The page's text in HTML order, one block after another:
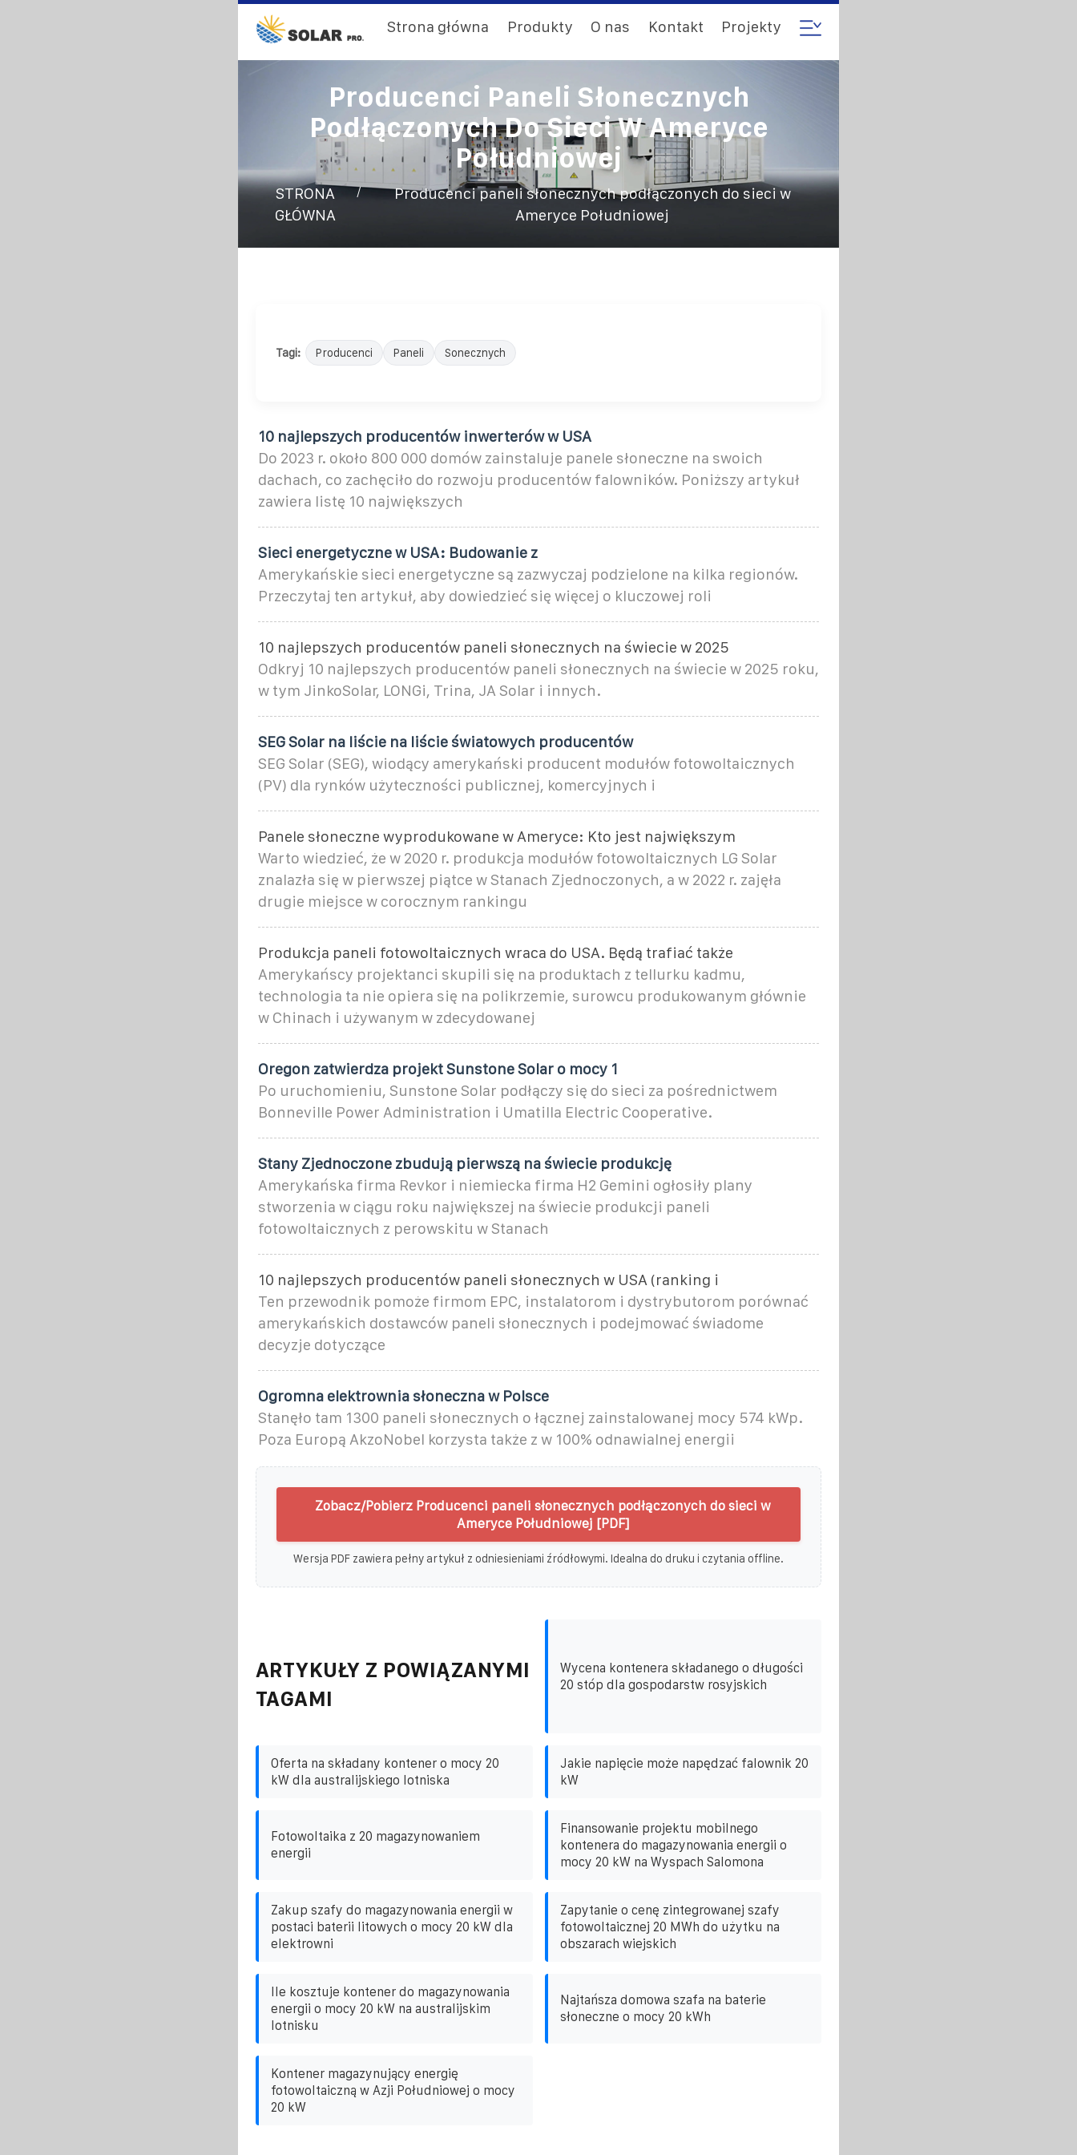
Strona główna Produkty O nas Kontakt Projekty
Producenci Paneli Słonecznych
Podłączonych Do Sieci W Ameryce
Południowej
STRONA
GŁÓWNA
/
Producenci paneli słonecznych podłączonych do sieci w
Ameryce Południowej
Tagi: Producenci Paneli Sonecznych
10 najlepszych producentów inwerterów w USA
Do 2023 r. około 800 000 domów zainstaluje panele słoneczne na swoich
dachach, co zachęciło do rozwoju producentów falowników. Poniższy artykuł
zawiera listę 10 największych
Sieci energetyczne w USA: Budowanie z
Amerykańskie sieci energetyczne są zazwyczaj podzielone na kilka regionów.
Przeczytaj ten artykuł, aby dowiedzieć się więcej o kluczowej roli
10 najlepszych producentów paneli słonecznych na świecie w 2025
Odkryj 10 najlepszych producentów paneli słonecznych na świecie w 2025 roku,
w tym JinkoSolar, LONGi, Trina, JA Solar i innych.
SEG Solar na liście na liście światowych producentów
SEG Solar (SEG), wiodący amerykański producent modułów fotowoltaicznych
(PV) dla rynków użyteczności publicznej, komercyjnych i
Panele słoneczne wyprodukowane w Ameryce: Kto jest największym
Warto wiedzieć, że w 2020 r. produkcja modułów fotowoltaicznych LG Solar
znalazła się w pierwszej piątce w Stanach Zjednoczonych, a w 2022 r. zajęła
drugie miejsce w corocznym rankingu
Produkcja paneli fotowoltaicznych wraca do USA. Będą trafiać także
Amerykańscy projektanci skupili się na produktach z tellurku kadmu,
technologia ta nie opiera się na polikrzemie, surowcu produkowanym głównie
w Chinach i używanym w zdecydowanej
Oregon zatwierdza projekt Sunstone Solar o mocy 1
Po uruchomieniu, Sunstone Solar podłączy się do sieci za pośrednictwem
Bonneville Power Administration i Umatilla Electric Cooperative.
Stany Zjednoczone zbudują pierwszą na świecie produkcję
Amerykańska firma Revkor i niemiecka firma H2 Gemini ogłosiły plany
stworzenia w ciągu roku największej na świecie produkcji paneli
fotowoltaicznych z perowskitu w Stanach
10 najlepszych producentów paneli słonecznych w USA (ranking i
Ten przewodnik pomoże firmom EPC, instalatorom i dystrybutorom porównać
amerykańskich dostawców paneli słonecznych i podejmować świadome
decyzje dotyczące
Ogromna elektrownia słoneczna w Polsce
Stanęło tam 1300 paneli słonecznych o łącznej zainstalowanej mocy 574 kWp.
Poza Europą AkzoNobel korzysta także z w 100% odnawialnej energii
Zobacz/Pobierz Producenci paneli słonecznych podłączonych do sieci w
Ameryce Południowej [PDF]
Wersja PDF zawiera pełny artykuł z odniesieniami źródłowymi. Idealna do druku i czytania offline.
ARTYKUŁY Z POWIĄZANYMI
TAGAMI
Wycena kontenera składanego o długości
20 stóp dla gospodarstw rosyjskich
Oferta na składany kontener o mocy 20
kW dla australijskiego lotniska
Jakie napięcie może napędzać falownik 20
kW
Fotowoltaika z 20 magazynowaniem
energii
Finansowanie projektu mobilnego
kontenera do magazynowania energii o
mocy 20 kW na Wyspach Salomona
Zakup szafy do magazynowania energii w
postaci baterii litowych o mocy 20 kW dla
elektrowni
Zapytanie o cenę zintegrowanej szafy
fotowoltaicznej 20 MWh do użytku na
obszarach wiejskich
Ile kosztuje kontener do magazynowania
energii o mocy 20 kW na australijskim
lotnisku
Najtańsza domowa szafa na baterie
słoneczne o mocy 20 kWh
Kontener magazynujący energię
fotowoltaiczną w Azji Południowej o mocy
20 kW